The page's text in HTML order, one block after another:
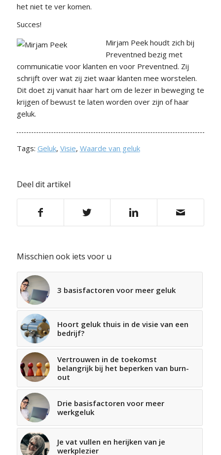
het niet te ver komen.
Succes!
Mirjam Peek houdt zich bij
Preventned bezig met
communicatie voor klanten en voor Preventned. Zij
schrijft over wat zij ziet waar klanten mee worstelen.
Dit doet zij vanuit haar hart om de lezer in beweging te
krijgen of bewust te laten worden over zijn of haar
geluk.
Tags: Geluk, Visie, Waarde van geluk
Deel dit artikel
Misschien ook iets voor u
3 basisfactoren voor meer geluk
Hoort geluk thuis in de visie van een
bedrijf?
Vertrouwen in de toekomst
belangrijk bij het beperken van burn-
out
Drie basisfactoren voor meer
werkgeluk
Je vat vullen en herijken van je
werkplezier